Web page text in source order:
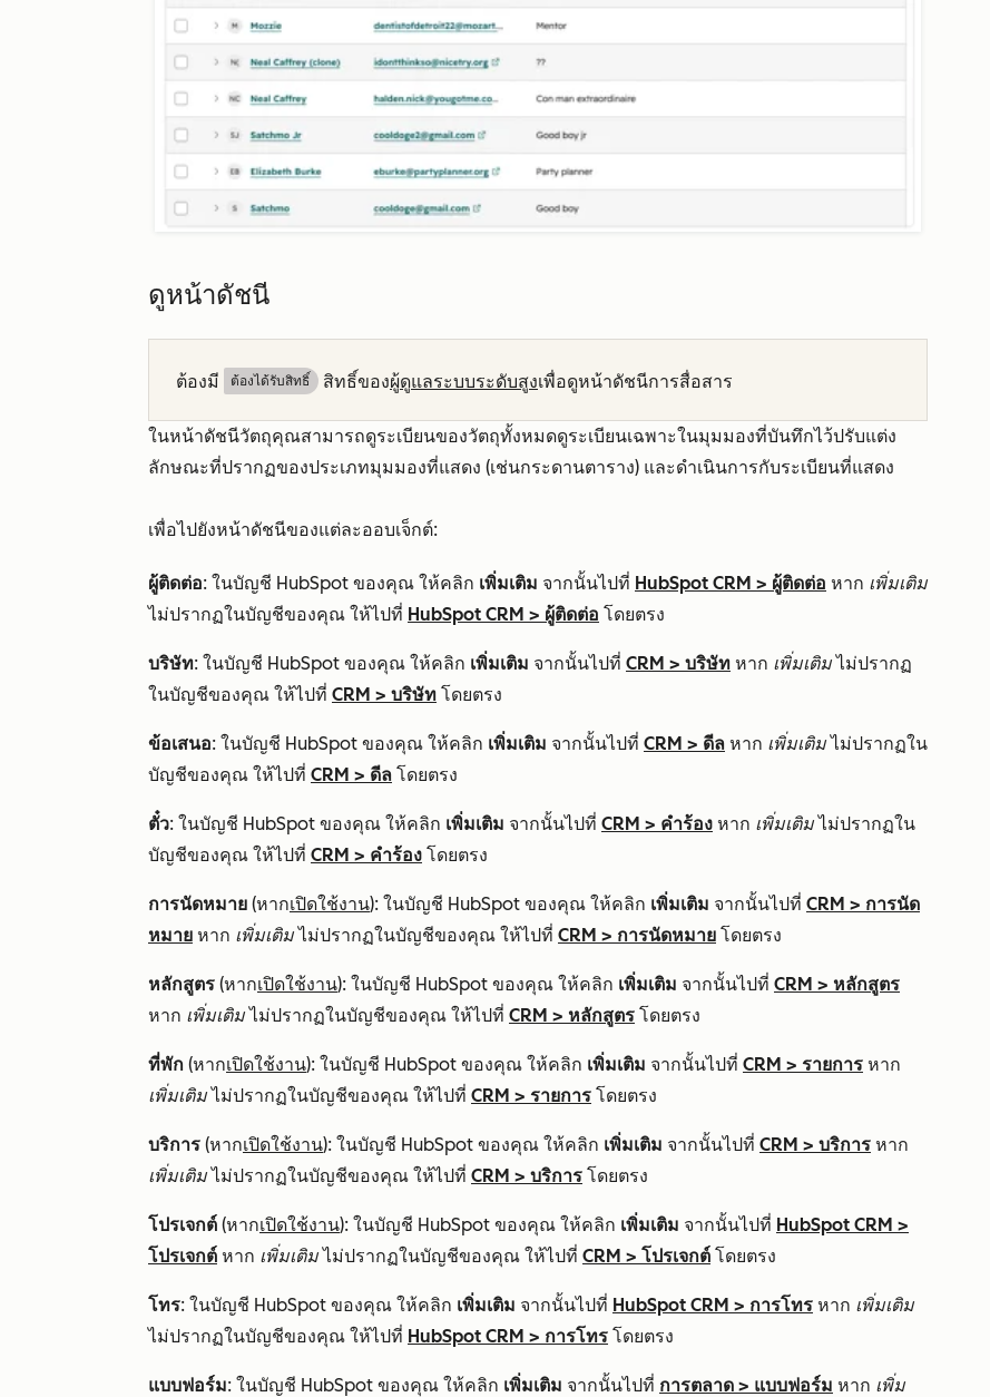
ดูหน้าดัชนี
ต้องมี ต้องได้รับสิทธิ์​ สิทธิ์ของผู้ดูแลระบบระดับสูงเพื่อดูหน้าดัชนีการสื่อสาร
ในหน้าดัชนีวัตถุคุณสามารถดูระเบียนของวัตถุทั้งหมดดูระเบียนเฉพาะในมุมมองที่บันทึกไว้ปรับแต่ง
ลักษณะที่ปรากฏของประเภทมุมมองที่แสดง (เช่นกระดานตาราง) และดำเนินการกับระเบียนที่แสดง
เพื่อไปยังหน้าดัชนีของแต่ละออบเจ็กต์:
ผู้ติดต่อ: ในบัญชี HubSpot ของคุณ ให้คลิก เพิ่มเติม จากนั้นไปที่ HubSpot CRM > ผู้ติดต่อ หาก เพิ่มเติม
ไม่ปรากฏในบัญชีของคุณ ให้ไปที่ HubSpot CRM > ผู้ติดต่อ โดยตรง
บริษัท: ในบัญชี HubSpot ของคุณ ให้คลิก เพิ่มเติม จากนั้นไปที่ CRM > บริษัท หาก เพิ่มเติมไม่ปรากฏ
ในบัญชีของคุณ ให้ไปที่ CRM > บริษัท โดยตรง
ข้อเสนอ: ในบัญชี HubSpot ของคุณ ให้คลิก เพิ่มเติม จากนั้นไปที่ CRM > ดีล หาก เพิ่มเติมไม่ปรากฏใน
บัญชีของคุณ ให้ไปที่ CRM > ดีล โดยตรง
ตั๋ว: ในบัญชี HubSpot ของคุณ ให้คลิก เพิ่มเติม จากนั้นไปที่ CRM > คำร้อง หาก เพิ่มเติมไม่ปรากฏใน
บัญชีของคุณ ให้ไปที่ CRM > คำร้อง โดยตรง
การนัดหมาย (หากเปิดใช้งาน): ในบัญชี HubSpot ของคุณ ให้คลิก เพิ่มเติม จากนั้นไปที่ CRM > การนัด
หมาย หาก เพิ่มเติมไม่ปรากฏในบัญชีของคุณ ให้ไปที่ CRM > การนัดหมาย โดยตรง
หลักสูตร (หากเปิดใช้งาน): ในบัญชี HubSpot ของคุณ ให้คลิก เพิ่มเติม จากนั้นไปที่ CRM > หลักสูตร
หาก เพิ่มเติมไม่ปรากฏในบัญชีของคุณ ให้ไปที่ CRM > หลักสูตร โดยตรง
ที่พัก (หากเปิดใช้งาน): ในบัญชี HubSpot ของคุณ ให้คลิก เพิ่มเติม จากนั้นไปที่ CRM > รายการ หาก
เพิ่มเติมไม่ปรากฏในบัญชีของคุณ ให้ไปที่ CRM > รายการ โดยตรง
บริการ (หากเปิดใช้งาน): ในบัญชี HubSpot ของคุณ ให้คลิก เพิ่มเติม จากนั้นไปที่ CRM > บริการ หาก
เพิ่มเติมไม่ปรากฏในบัญชีของคุณ ให้ไปที่ CRM > บริการ โดยตรง
โปรเจกต์ (หากเปิดใช้งาน): ในบัญชี HubSpot ของคุณ ให้คลิก เพิ่มเติม จากนั้นไปที่ HubSpot CRM >
โปรเจกต์ หาก เพิ่มเติมไม่ปรากฏในบัญชีของคุณ ให้ไปที่ CRM > โปรเจกต์ โดยตรง
โทร: ในบัญชี HubSpot ของคุณ ให้คลิก เพิ่มเติม จากนั้นไปที่ HubSpot CRM > การโทร หาก เพิ่มเติม
ไม่ปรากฏในบัญชีของคุณ ให้ไปที่ HubSpot CRM > การโทร โดยตรง
แบบฟอร์ม: ในบัญชี HubSpot ของคุณ ให้คลิก เพิ่มเติม จากนั้นไปที่ การตลาด > แบบฟอร์ม หาก เพิ่ม